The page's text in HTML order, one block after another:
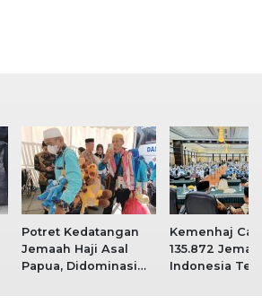
Potret Kedatangan
Jemaah Haji Asal
Papua, Didominasi
Kemenhaj
135.872
Indonesia